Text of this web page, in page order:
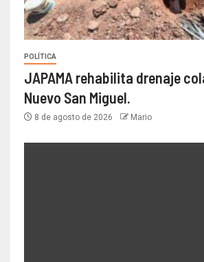
POLÍTICA
JAPAMA rehabilita drenaje
Nuevo San Miguel.
8 de agosto de 2026 Mario